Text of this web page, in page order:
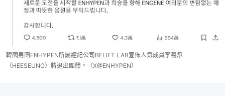
韓國男團ENHYPEN所屬經紀公司BELIFT LAB宣佈人氣成員李羲承
（HEESEUNG）將退出團體。（X@ENHYPEN）